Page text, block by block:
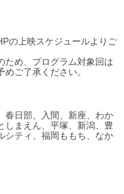
の上映スケジュールよりご
め、プログラム対象回は
ご了承ください。
春日部、入間、新座、わか
しまえん、平塚、新潟、豊
シティ、福岡ももち、なか